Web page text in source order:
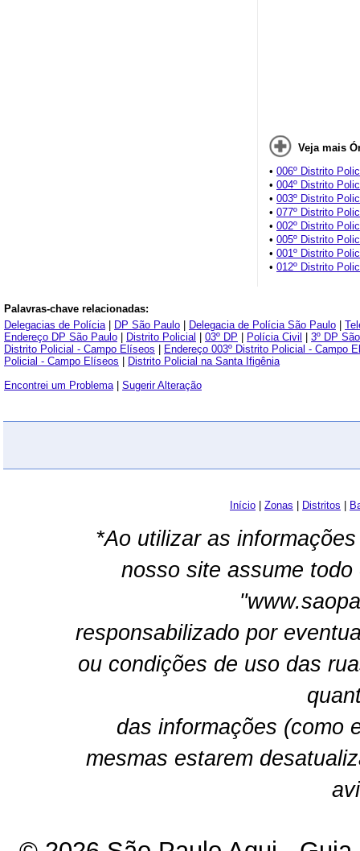
Veja mais
• 006º Distrito
• 004º Distrito
• 003º Distrito
• 077º Distrito
• 002º Distrito
• 005º Distrito
• 001º Distrito
• 012º Distrito
Palavras-chave relacionadas:
Delegacias de Polícia| DP São Paulo Delegacia de Polícia São Paulo
Endereço DP São Paulo
Distrito Policial 03º DP Polícia Civil
3º DP
Distrito Policial - Campo Elíseos
Endereço 003º Distrito Policial - Campo
Policial - Campo Elíseos
Distrito Policial na Santa Ifigênia
Encontrei um Problema| Sugerir Alteração
Início Zonas Distritos
*Ao utilizar as
nosso site assume
responsabilizado por
ou condições de uso das
das informações (como
mesmas estarem